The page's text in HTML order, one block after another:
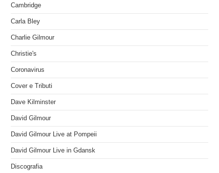
Cambridge
Carla Bley
Charlie Gilmour
Christie's
Coronavirus
Cover e Tributi
Dave Kilminster
David Gilmour
David Gilmour Live at Pompeii
David Gilmour Live in Gdansk
Discografia